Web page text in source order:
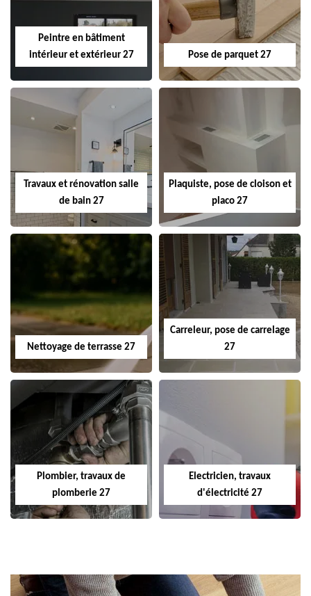
Peintre en bâtiment
intérieur et extérieur 27
Pose de parquet 27
Travaux et rénovation salle
de bain 27
Plaquiste, pose de cloison et
placo 27
Nettoyage de terrasse 27
Carreleur, pose de carrelage
27
Plombier, travaux de
plomberie 27
Electricien, travaux
d'électricité 27